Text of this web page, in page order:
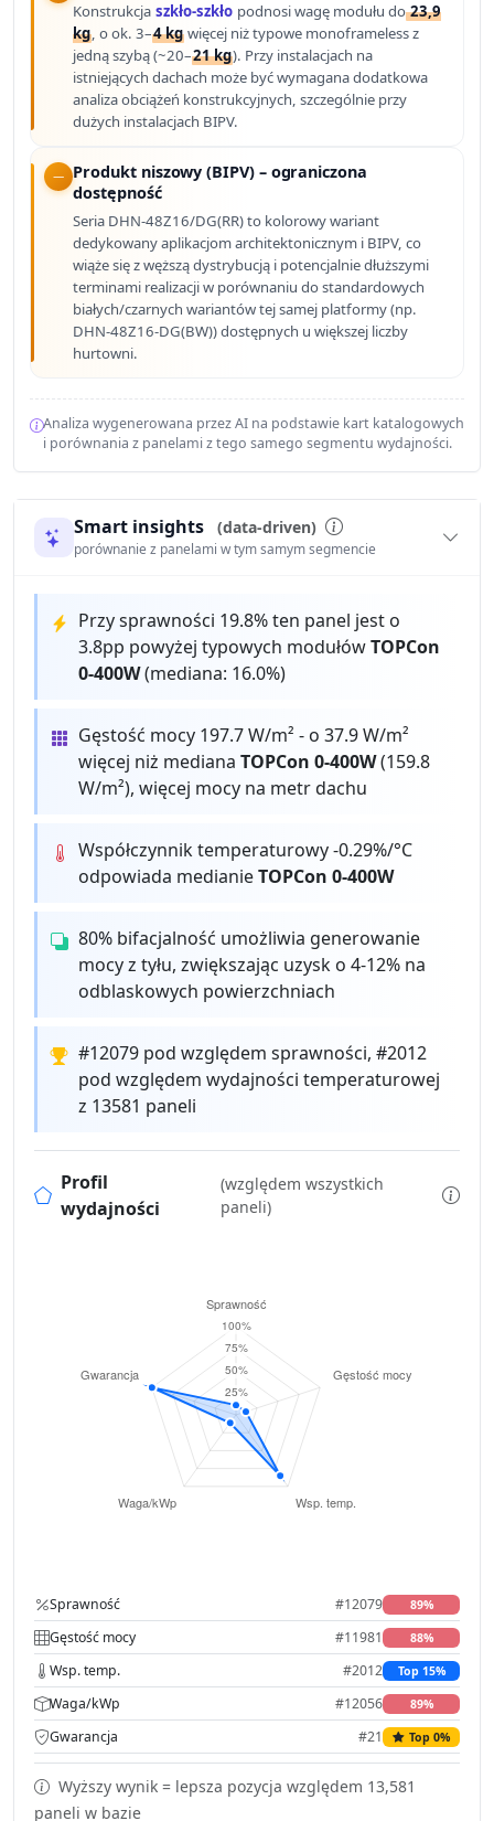
Konstrukcja szkło-szkło podnosi wagę modułu do23,9
kg, o ok. 3–4 kg więcej niż typowe monoframeless z
jedną szybą (~20–21 kg). Przy instalacjach na
istniejących dachach może być wymagana dodatkowa
analiza obciążeń konstrukcyjnych, szczególnie przy
dużych instalacjach BIPV.
Produkt niszowy (BIPV) – ograniczona
dostępność
Seria DHN-48Z16/DG(RR) to kolorowy wariant
dedykowany aplikacjom architektonicznym i BIPV, co
wiąże się z węższą dystrybucją i potencjalnie dłuższymi
terminami realizacji w porównaniu do standardowych
białych/czarnych wariantów tej samej platformy (np.
DHN-48Z16-DG(BW)) dostępnych u większej liczby
hurtowni.
Analiza wygenerowana przez AI na podstawie kart katalogowych
i porównania z panelami z tego samego segmentu wydajności.
Smart insights (data-driven)
porównanie z panelami w tym samym segmencie
Przy sprawności 19.8% ten panel jest o
3.8pp powyżej typowych modułówTOPCon
0-400W(mediana: 16.0%)
Gęstość mocy 197.7 W/m² - o 37.9 W/m²
więcej niż medianaTOPCon 0-400W(159.8
W/m²), więcej mocy na metr dachu
Współczynnik temperaturowy -0.29%/°C
odpowiada medianieTOPCon 0-400W
80% bifacjalność umożliwia generowanie
mocy z tyłu, zwiększając uzysk o 4-12% na
odblaskowych powierzchniach
#12079 pod względem sprawności, #2012
pod względem wydajności temperaturowej
z 13581 paneli
Profil
wydajności
(względem wszystkich
paneli)
Sprawność #12079 89%
Gęstość mocy #11981 88%
Wsp. temp. #2012 Top 15%
Waga/kWp #12056 89%
Gwarancja #21 Top 0%
Wyższy wynik = lepsza pozycja względem 13,581
paneli w bazie